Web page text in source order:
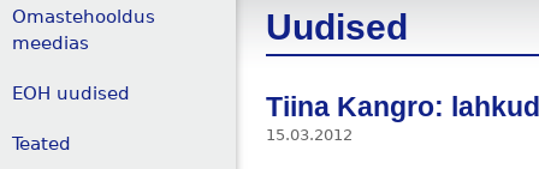
Sa oled siin
Uudised
Tiina Kangro:
15.03.2012
Omastehooldus
meedias
EOH uudised
Teated